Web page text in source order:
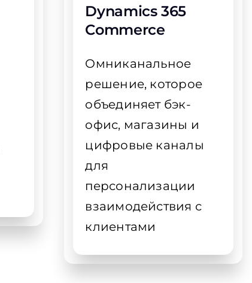
Dynamics 365
Commerce
Омниканальное
решение, которое
объединяет бэк-
офис, магазины и
цифровые каналы
для
персонализации
взаимодействия с
клиентами